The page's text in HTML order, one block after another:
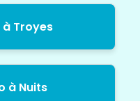
Troyes
à Nuits